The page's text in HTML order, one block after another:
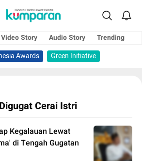
Video Story Audio Story
Trending
Awards
Green Initiative
Cerai Istri
Kegalauan Lewat
di Tengah Gugatan